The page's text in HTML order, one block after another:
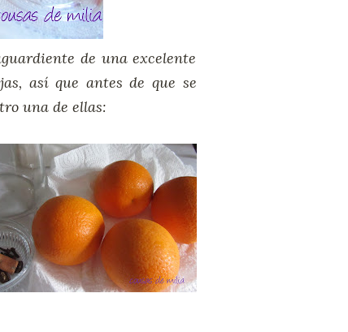
de una excelente
así que antes de que se
una de ellas: